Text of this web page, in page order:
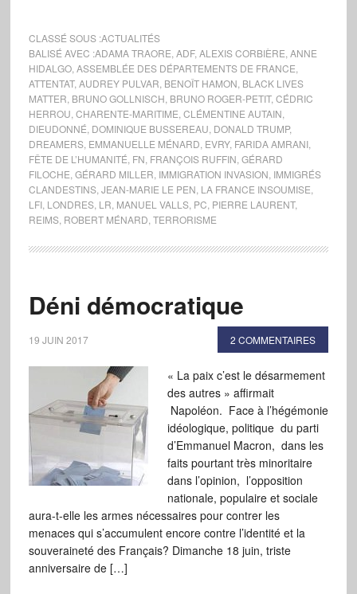
CLASSÉ SOUS :ACTUALITÉS
BALISÉ AVEC :ADAMA TRAORE ADF, ALEXIS CORBIÈRE ANNE
HIDALGO, ASSEMBLÉE DES DÉPARTEMENTS DE FRANCE
ATTENTAT, AUDREY PULVAR BENOÎT HAMON BLACK LIVES
MATTER BRUNO GOLLNISCH BRUNO ROGER-PETIT, CÉDRIC
HERROU CHARENTE-MARITIME CLÉMENTINE AUTAIN
DIEUDONNÉ DOMINIQUE BUSSEREAU DONALD TRUMP,
DREAMERS, EMMANUELLE MÉNARD EVRY, FARIDA AMRANI,
FÊTE DE L’HUMANITÉ FN FRANÇOIS RUFFIN GÉRARD
FILOCHE GÉRARD MILLER IMMIGRATION INVASION IMMIGRÉS
CLANDESTINS, JEAN-MARIE LE PEN LA FRANCE INSOUMISE
LFI, LONDRES, LR MANUEL VALLS, PC PIERRE LAURENT,
REIMS, ROBERT MÉNARD TERRORISME
Déni démocratique
19 JUIN 2017 2 COMMENTAIRES
« La paix c’est le désarmement
des autres » affirmait
Napoléon. Face à l’hégémonie
idéologique, politique du parti
d’Emmanuel Macron, dans les
faits pourtant très minoritaire
dans l’opinion, l’opposition
nationale, populaire et sociale
aura-t-elle les armes nécessaires pour contrer les
menaces qui s’accumulent encore contre l’identité et la
souveraineté des Français? Dimanche 18 juin, triste
anniversaire de […]